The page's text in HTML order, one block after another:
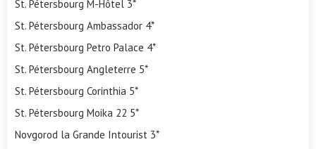
St. Pétersbourg M-Hôtel 3*
St. Pétersbourg Ambassador 4*
St. Pétersbourg Petro Palace 4*
St. Pétersbourg Angleterre 5*
St. Pétersbourg Corinthia 5*
St. Pétersbourg Moika 22 5*
Novgorod la Grande Intourist 3*